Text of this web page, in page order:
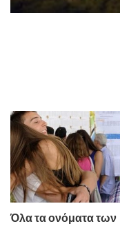
Όλα τα ονόματα των